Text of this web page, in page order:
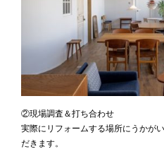
②現場調査＆打ち合わせ
実際にリフォームする場所にうかが
だきます。